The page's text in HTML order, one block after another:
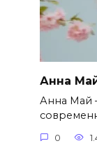
Анна
Анна Май
0